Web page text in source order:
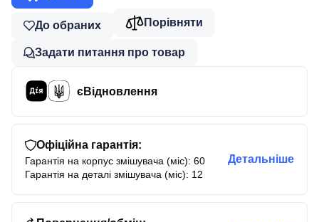
До обраних Порівняти
Задати питання про товар
єВідновлення
Офіційна гарантія:
Гарантія на корпус змішувача (міс): 60
Гарантія на деталі змішувача (міс): 12
Детальніше